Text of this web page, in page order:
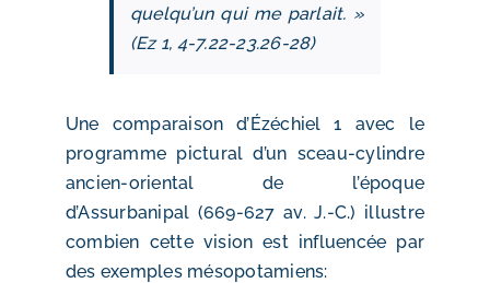
quelqu’un qui me parlait. »
(Ez 1, 4‑7.22‑23.26‑28)
Une comparaison d’Ézéchiel 1 avec le
programme pictural d’un sceau-cylindre
ancien-oriental de l’époque
d’Assurbanipal (669-627 av. J.-C.) illustre
combien cette vision est influencée par
des exemples mésopotamiens: